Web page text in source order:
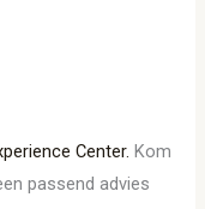
Center. Kom
passend advies